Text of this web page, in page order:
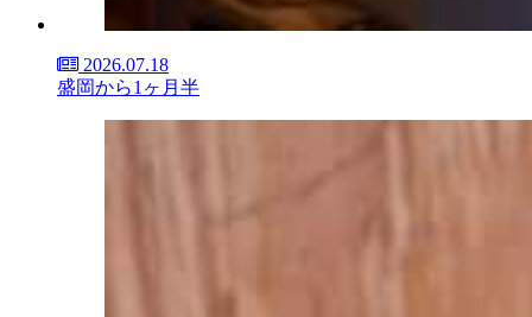
2026.07.18
盛岡から1ヶ月半